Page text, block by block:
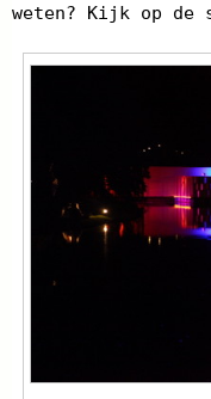
weten? Kijk op de